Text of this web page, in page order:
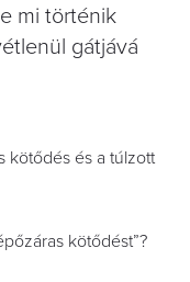
mi történik
gátjává
kötődés és a túlzott
kötődést”?